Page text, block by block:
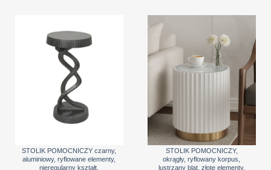
STOLIK POMOCNICZY czarny,
aluminiowy, ryflowane elementy,
nieregularny kształt,
STOLIK POMOCNICZY,
okrągły, ryflowany korpus,
lustrzany blat, złote elementy,